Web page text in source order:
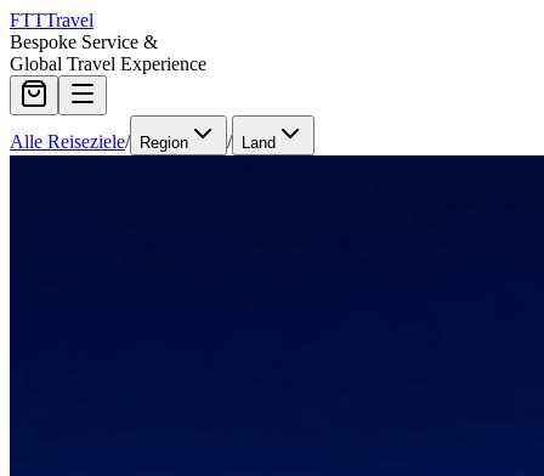
FTTTravel
Bespoke Service &
Global Travel Experience
Alle Reiseziele/ Region / Land